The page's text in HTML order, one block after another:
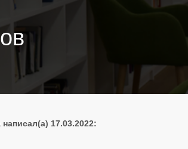
написал(а) 17.03.2022: